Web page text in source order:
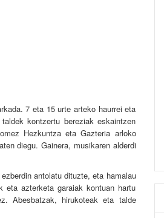
7 eta 15 urte arteko haurrei eta
kontzertu bereziak eskaintzen
Hezkuntza eta Gazteria arloko
diegu. Gainera, musikaren alderdi
antolatu dituzte, eta hamalau
eta azterketa garaiak kontuan hartu
Abesbatzak, hirukoteak eta talde